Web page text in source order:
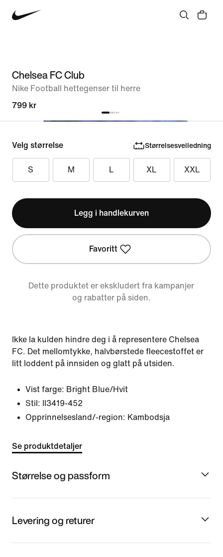
Chelsea FC Club
Nike Football hettegenser til herre
799 kr
Velg størrelse Størrelsesveiledning
S M L XL XXL
Legg i handlekurven
Favoritt
Dette produktet er ekskludert fra kampanjer
og rabatter på siden.
Ikke la kulden hindre deg i å representere Chelsea
FC. Det mellomtykke, halvbørstede fleecestoffet er
litt loddent på innsiden og glatt på utsiden.
Vist farge: Bright Blue/Hvit
Stil:
II3419-452
Opprinnelsesland/-region: Kambodsja
Se produktdetaljer
Størrelse og passform
Levering og returer